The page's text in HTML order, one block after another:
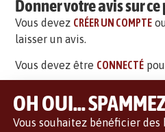
Donner votre avis sur
Vous devez CRÉER UN COMPTE
laisser un avis.
Vous devez être CONNECTÉ
OH OUI...
Vous souhaitez bénéficier des